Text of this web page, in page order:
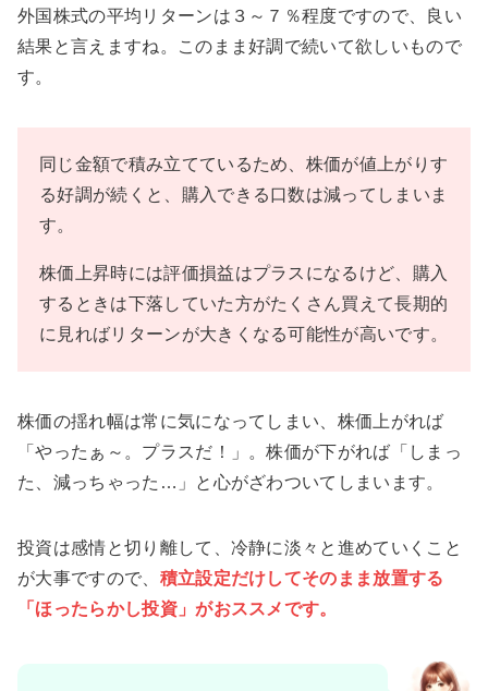
外国株式の平均リターンは３～７％程度ですので、良い
結果と言えますね。このまま好調で続いて欲しいもので
す。
同じ金額で積み立てているため、株価が値上がりす
る好調が続くと、購入できる口数は減ってしまいま
す。
株価上昇時には評価損益はプラスになるけど、購入
するときは下落していた方がたくさん買えて長期的
に見ればリターンが大きくなる可能性が高いです。
株価の揺れ幅は常に気になってしまい、株価上がれば
「やったぁ～。プラスだ！」。株価が下がれば「しまっ
た、減っちゃった…」と心がざわついてしまいます。
投資は感情と切り離して、冷静に淡々と進めていくこと
が大事ですので、 積立設定だけしてそのまま放置する
「ほったらかし投資」がおススメです。